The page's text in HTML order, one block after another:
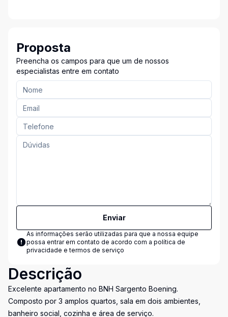
Proposta
Preencha os campos para que um de nossos
especialistas entre em contato
Enviar
As informações serão utilizadas para que a nossa equipe
possa entrar em contato de acordo com a política de
privacidade e termos de serviço
Descrição
Excelente apartamento no BNH Sargento Boening.
Composto por 3 amplos quartos, sala em dois ambientes,
banheiro social, cozinha e área de serviço.